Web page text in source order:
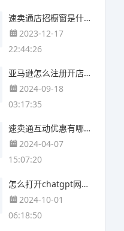
速卖通店招橱窗是什么意思 速卖通揽收是什么意思
2023-12-17
22:44:26
亚马逊怎么注册开店 亚马逊如何注册开店
2024-09-18
03:17:35
速卖通互动优惠有哪些 速卖通优惠有什么好处
2024-04-07
15:07:20
怎么打开chatgpt网站 chatgpt网站怎么打开
2024-10-01
06:18:50